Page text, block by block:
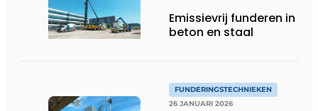
Emissievrij funderen in
beton en staal
FUNDERINGSTECHNIEKEN
26 JANUARI 2026